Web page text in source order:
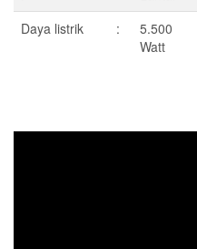
Daya listrik :
5.500
Watt